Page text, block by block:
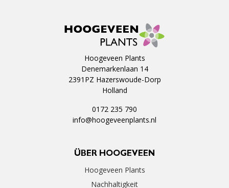
Hoogeveen Plants
Denemarkenlaan 14
2391PZ Hazerswoude-Dorp
Holland
0172 235 790
info@hoogeveenplants.nl
ÜBER HOOGEVEEN
Hoogeveen Plants
Nachhaltigkeit